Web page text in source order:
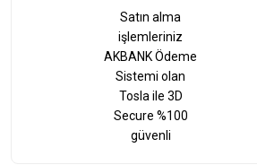
Satın alma
işlemleriniz
AKBANK Ödeme
Sistemi olan
Tosla ile 3D
Secure %100
güvenli